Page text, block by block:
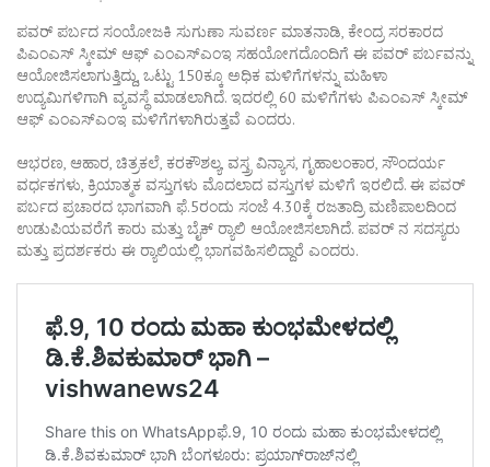
ಪವರ್ ಪರ್ಬದ ಸಂಯೋಜಕಿ ಸುಗುಣಾ ಸುವರ್ಣ ಮಾತನಾಡಿ, ಕೇಂದ್ರ ಸರಕಾರದ
ಪಿಎಂಎಸ್ ಸ್ಕೀಮ್ ಆಫ್ ಎಂಎಸ್‌ಎಂಇ ಸಹಯೋಗದೊಂದಿಗೆ ಈ ಪವರ್ ಪರ್ಬವನ್ನು
ಆಯೋಜಿಸಲಾಗುತ್ತಿದ್ದು, ಒಟ್ಟು 150ಕ್ಕೂ ಅಧಿಕ ಮಳಿಗೆಗಳನ್ನು ಮಹಿಳಾ
ಉದ್ಯಮಿಗಳಿಗಾಗಿ ವ್ಯವಸ್ಥೆ ಮಾಡಲಾಗಿದೆ. ಇದರಲ್ಲಿ 60 ಮಳಿಗೆಗಳು ಪಿಎಂಎಸ್ ಸ್ಕೀಮ್
ಆಫ್ ಎಂಎಸ್‌ಎಂಇ ಮಳಿಗೆಗಳಾಗಿರುತ್ತವೆ ಎಂದರು.
ಆಭರಣ, ಆಹಾರ, ಚಿತ್ರಕಲೆ, ಕರಕೌಶಲ್ಯ, ವಸ್ತ್ರ ವಿನ್ಯಾಸ, ಗೃಹಾಲಂಕಾರ, ಸೌಂದರ್ಯ
ವರ್ಧಕಗಳು, ಕ್ರಿಯಾತ್ಮಕ ವಸ್ತುಗಳು ಮೊದಲಾದ ವಸ್ತುಗಳ ಮಳಿಗೆ ಇರಲಿದೆ. ಈ ಪವರ್
ಪರ್ಬದ ಪ್ರಚಾರದ ಭಾಗವಾಗಿ ಫೆ.5ರಂದು ಸಂಜೆ 4.30ಕ್ಕೆ ರಜತಾದ್ರಿ ಮಣಿಪಾಲದಿಂದ
ಉಡುಪಿಯವರೆಗೆ ಕಾರು ಮತ್ತು ಬೈಕ್‌ ರ‌್ಯಾಲಿ ಆಯೋಜಿಸಲಾಗಿದೆ. ಪವರ್ ನ ಸದಸ್ಯರು
ಮತ್ತು ಪ್ರದರ್ಶಕರು ಈ ರ‌್ಯಾಲಿಯಲ್ಲಿ ಭಾಗವಹಿಸಲಿದ್ದಾರೆ ಎಂದರು.